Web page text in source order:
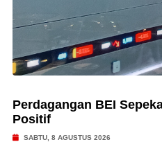
Perdagangan BEI
Positif
SABTU, 8 AGUSTUS 2026